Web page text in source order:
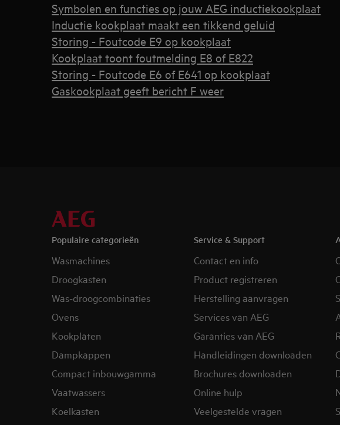
Symbolen en functies op jouw AEG inductiekookplaat
Inductie kookplaat maakt een tikkend geluid
Storing - Foutcode E9 op kookplaat
Kookplaat toont foutmelding E8 of E822
Storing - Foutcode E6 of E641 op kookplaat
Gaskookplaat geeft bericht F weer
Populaire categorieën
Wasmachines
Droogkasten
Was-droogcombinaties
Ovens
Kookplaten
Dampkappen
Compact inbouwgamma
Vaatwassers
Koelkasten
Service & Support
Contact en info
Product registreren
Herstelling aanvragen
Services van AEG
Garanties van AEG
Handleidingen downloaden
Brochures downloaden
Online hulp
Veelgestelde vragen